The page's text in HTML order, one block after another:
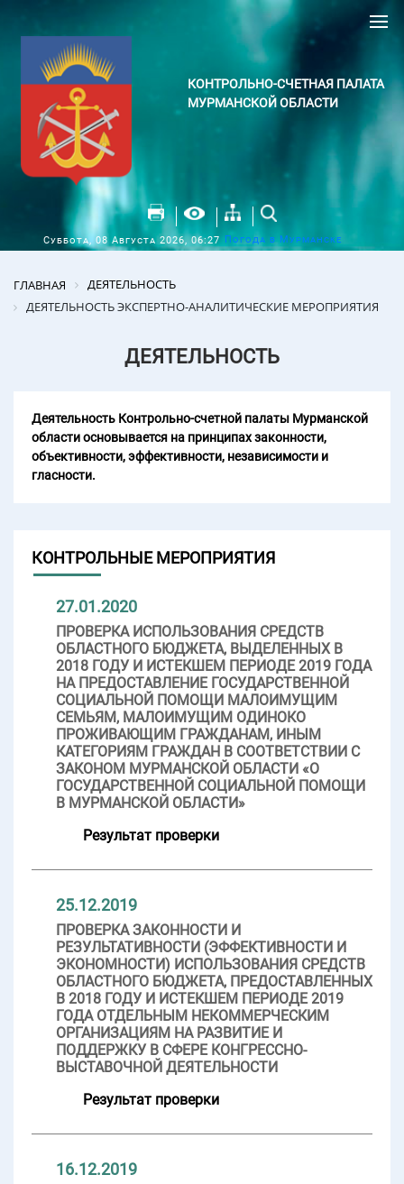
КОНТРОЛЬНО-СЧЕТНАЯ ПАЛАТА
МУРМАНСКОЙ ОБЛАСТИ
Суббота, 08 Августа 2026, 06:27 Погода в Мурманске
ГЛАВНАЯ
ДЕЯТЕЛЬНОСТЬ
ДЕЯТЕЛЬНОСТЬ ЭКСПЕРТНО-АНАЛИТИЧЕСКИЕ МЕРОПРИЯТИЯ
ДЕЯТЕЛЬНОСТЬ
Деятельность Контрольно-счетной палаты Мурманской
области основывается на принципах законности,
объективности, эффективности, независимости и
гласности.
КОНТРОЛЬНЫЕ МЕРОПРИЯТИЯ
27.01.2020
ПРОВЕРКА ИСПОЛЬЗОВАНИЯ СРЕДСТВ
ОБЛАСТНОГО БЮДЖЕТА, ВЫДЕЛЕННЫХ В
2018 ГОДУ И ИСТЕКШЕМ ПЕРИОДЕ 2019 ГОДА
НА ПРЕДОСТАВЛЕНИЕ ГОСУДАРСТВЕННОЙ
СОЦИАЛЬНОЙ ПОМОЩИ МАЛОИМУЩИМ
СЕМЬЯМ, МАЛОИМУЩИМ ОДИНОКО
ПРОЖИВАЮЩИМ ГРАЖДАНАМ, ИНЫМ
КАТЕГОРИЯМ ГРАЖДАН В СООТВЕТСТВИИ С
ЗАКОНОМ МУРМАНСКОЙ ОБЛАСТИ «О
ГОСУДАРСТВЕННОЙ СОЦИАЛЬНОЙ ПОМОЩИ
В МУРМАНСКОЙ ОБЛАСТИ»
Результат проверки
25.12.2019
ПРОВЕРКА ЗАКОННОСТИ И
РЕЗУЛЬТАТИВНОСТИ (ЭФФЕКТИВНОСТИ И
ЭКОНОМНОСТИ) ИСПОЛЬЗОВАНИЯ СРЕДСТВ
ОБЛАСТНОГО БЮДЖЕТА, ПРЕДОСТАВЛЕННЫХ
В 2018 ГОДУ И ИСТЕКШЕМ ПЕРИОДЕ 2019
ГОДА ОТДЕЛЬНЫМ НЕКОММЕРЧЕСКИМ
ОРГАНИЗАЦИЯМ НА РАЗВИТИЕ И
ПОДДЕРЖКУ В СФЕРЕ КОНГРЕССНО-
ВЫСТАВОЧНОЙ ДЕЯТЕЛЬНОСТИ
Результат проверки
16.12.2019